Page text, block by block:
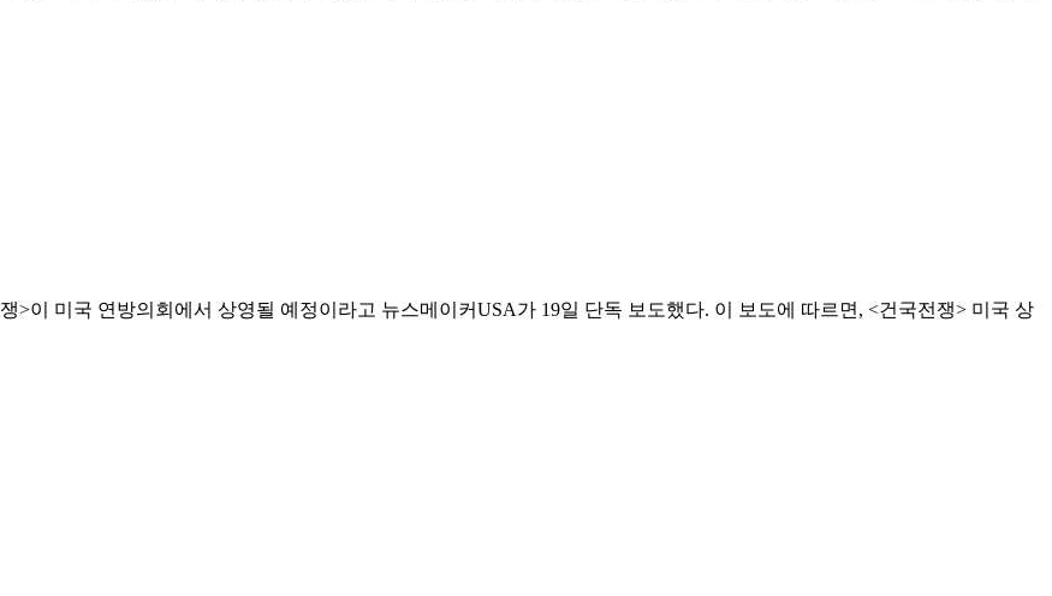
>이 미국 연방의회에서 상영될 예정이라고 뉴스메이커USA가 19일 단독 보도했다. 이 보도에 따르면, <건국전쟁> 미국 상